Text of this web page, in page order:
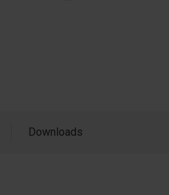
Downloads